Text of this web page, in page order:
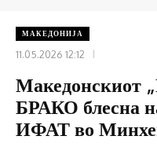
МАКЕДОНИЈА
11.05.2026 12:12
Македонскиот
БРАКО блесна
ИФАТ во